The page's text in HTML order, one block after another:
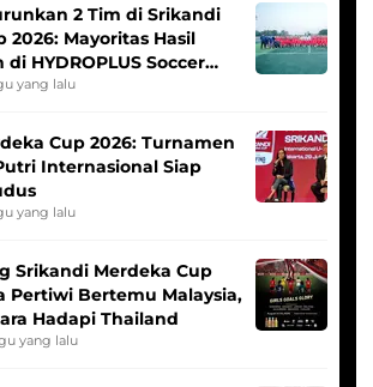
2 Tim di Srikandi
2026: Mayoritas Hasil
HYDROPLUS Soccer
yang lalu
Cup 2026: Turnamen
Internasional Siap
yang lalu
Srikandi Merdeka Cup
Pertiwi Bertemu Malaysia,
Hadapi Thailand
yang lalu